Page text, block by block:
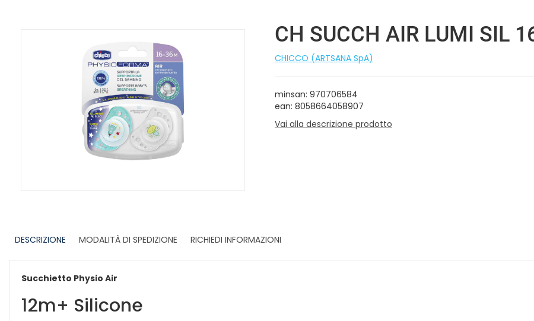
CH SUCCH AIR LUMI SIL
CHICCO (ARTSANA SpA)
minsan: 970706584
ean: 8058664058907
Vai alla descrizione prodotto
DESCRIZIONE
MODALITÀ DI SPEDIZIONE RICHIEDI INFORMAZIONI
Succhietto Physio Air
12m+ Silicone